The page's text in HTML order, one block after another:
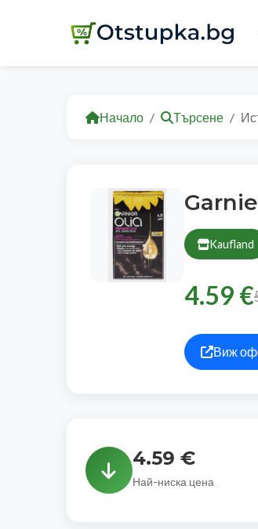
Начало Търсене
Kaufland
4.59 €
Виж
4.59 €
Най-ниска цена